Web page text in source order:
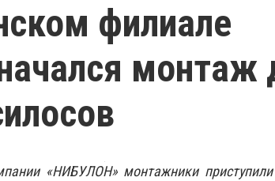
филиале
монтаж
«НИБУЛОН» монтажники